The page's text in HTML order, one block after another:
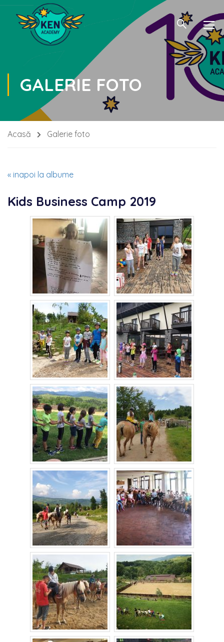
GALERIE FOTO
Acasă Galerie foto
« inapoi la albume
Kids Business Camp 2019